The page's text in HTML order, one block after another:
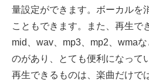
量設定ができます。ボーカルを
こともできます。また、再生で
mid、wav、mp3、mp2、wma
のがあり、とても便利になって
再生できるものは、楽曲だけで